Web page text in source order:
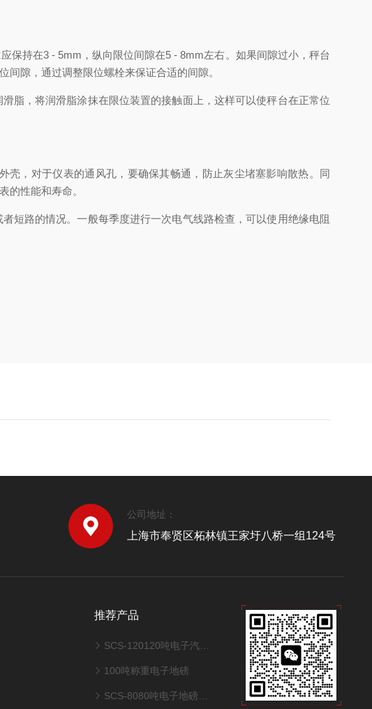
持在3 - 5mm，纵向限位间隙在5 - 8mm左右。如果间隙过小，秤台
隙，通过调整限位螺栓来保证合适的间隙。
，将润滑脂涂抹在限位装置的接触面上，这样可以使秤台在正常位
，对于仪表的通风孔，要确保其畅通，防止灰尘堵塞影响散热。同
的性能和寿命。
路的情况。一般每季度进行一次电气线路检查，可以使用绝缘电阻
公司地址：
上海市奉贤区柘林镇王家圩八桥一组124号
推荐产品
SCS-120120吨电子汽车衡地磅
100吨称重电子地磅
SCS-8080吨电子地磅称重地磅